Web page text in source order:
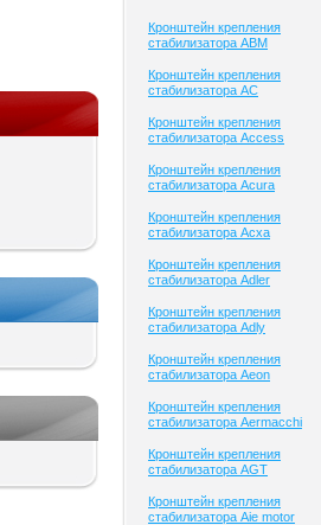
Кронштейн крепления
стабилизатора ABM
Кронштейн крепления
стабилизатора AC
Кронштейн крепления
стабилизатора Access
Кронштейн крепления
стабилизатора Acura
Кронштейн крепления
стабилизатора Acxa
Кронштейн крепления
стабилизатора Adler
Кронштейн крепления
стабилизатора Adly
Кронштейн крепления
стабилизатора Aeon
Кронштейн крепления
стабилизатора Aermacchi
Кронштейн крепления
стабилизатора AGT
Кронштейн крепления
стабилизатора Aie motor